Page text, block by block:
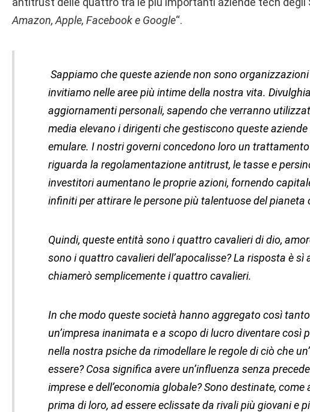
Amazon, Apple, Facebook e Google“.
Sappiamo che queste aziende non sono
invitiamo nelle aree più intime della nostra vita.
aggiornamenti personali, sapendo che verranno
media elevano i dirigenti che gestiscono queste
emulare. I nostri governi concedono loro un
riguarda la regolamentazione antitrust, le tasse e
investitori aumentano le proprie azioni, fornendo
infiniti per attirare le persone più talentuose del pianeta
Quindi, queste entità sono i quattro cavalieri di dio,
sono i quattro cavalieri dell’apocalisse? La risposta è sì
chiamerò semplicemente i quattro cavalieri.
In che modo queste società hanno aggregato così
un’impresa inanimata e a scopo di lucro diventare così
nella nostra psiche da rimodellare le regole di ciò che
essere? Cosa significa avere un’influenza senza
imprese e dell’economia globale? Sono destinate,
prima di loro, ad essere eclissate da rivali più giovani e